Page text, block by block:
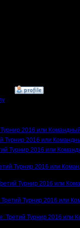
Турнир 2016 или
Турнир 2016 или
Турнир 2016 или
Турнир 2016 или
Турнир 2016 или
Третий Турнир 2016 или
Третий Турнир 2016 или